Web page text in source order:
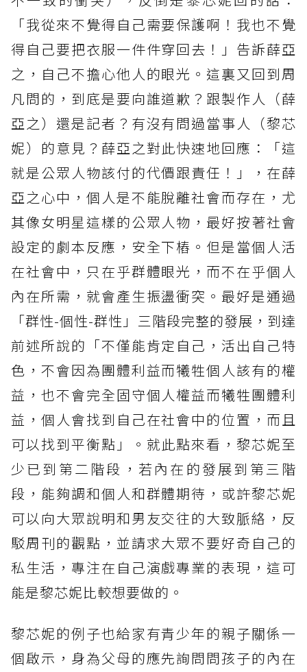
「我從來不覺得自己需要保護啊！我也不覺
得自己要把衣服一件件穿回去！」告訴薛亞
之，自己不擔心他人的眼光。這裏又回到周
凡問的，到底是要向誰道歉？跟製作人（薛
亞之）還是記者？有沒有問過當事人（黎芯
妮）的意見？薛亞之對此快速地回應：「這
就是公眾人物該付的代價跟責任！」，在薛
亞之心中，個人是不能脫離社會而存在，尤
其像女明星這樣的公眾人物，最好按著社會
設定的劇本反應，安全下樁。但是當個人活
在社會中，只在乎群體眼光，而不在乎個人
內在所需，就會產生振盪衝突。最好是通過
「群性-個性-群性」三階段完整的發展，到達
前述所說的「不僅能肯定自己，活出自己特
色，不會因為團體利益而犧牲個人該有的權
益，也不會完全固守個人權益而犧牲團體利
益，個人會找到自己在社會中的位置，而且
可以找到平衡點」。就此點來看，黎芯妮至
少已到第二階段，若內在的發展到第三階
段，能夠調和個人和群體期待，或許黎芯妮
可以向大眾說明和男友交往的大致脈絡，反
駁周刊的觀點，並請求大眾不要好奇自己的
私生活，專注在自己演戲專業的表現，這可
能是黎芯妮比較想要做的。
黎芯妮的例子也給家有青少年的親子關係一
個啟示，身為父母的應先詢問問孩子的內在